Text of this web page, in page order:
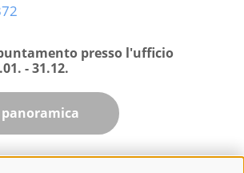
presso l'ufficio
- 31.12.